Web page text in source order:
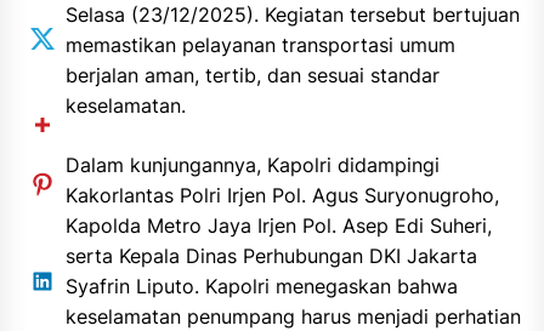
Selasa (23/12/2025). Kegiatan tersebut bertujuan
memastikan pelayanan transportasi umum
berjalan aman, tertib, dan sesuai standar
keselamatan.
Dalam kunjungannya, Kapolri didampingi
Kakorlantas Polri Irjen Pol. Agus Suryonugroho,
Kapolda Metro Jaya Irjen Pol. Asep Edi Suheri,
serta Kepala Dinas Perhubungan DKI Jakarta
Syafrin Liputo. Kapolri menegaskan bahwa
keselamatan penumpang harus menjadi perhatian